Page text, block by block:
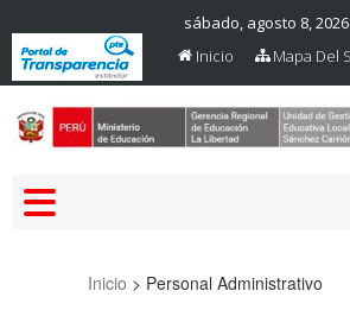
sábado, agosto 8, 2026
Inicio
Mapa Del
Inicio > Personal Administrativo